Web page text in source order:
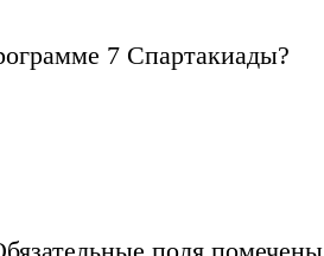
7 Спартакиады?